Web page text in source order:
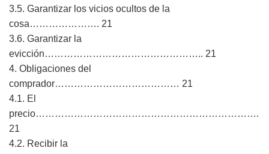
3.5. Garantizar los vicios ocultos de la
cosa…………………. 21
3.6. Garantizar la
evicción………………………………………….. 21
4. Obligaciones del
comprador………………………………… 21
4.1. El
precio…………………………………………………………….
21
4.2. Recibir la